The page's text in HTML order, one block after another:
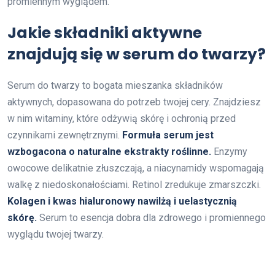
Jakie składniki aktywne
znajdują się w serum do twarzy?
Serum do twarzy to bogata mieszanka składników
aktywnych, dopasowana do potrzeb twojej cery. Znajdziesz
w nim witaminy, które odżywią skórę i ochronią przed
czynnikami zewnętrznymi. Formuła serum jest
wzbogacona o naturalne ekstrakty roślinne. Enzymy
owocowe delikatnie złuszczają, a niacynamidy wspomagają
walkę z niedoskonałościami. Retinol zredukuje zmarszczki.
Kolagen i kwas hialuronowy nawilżą i uelastycznią
skórę. Serum to esencja dobra dla zdrowego i promiennego
wyglądu twojej twarzy.